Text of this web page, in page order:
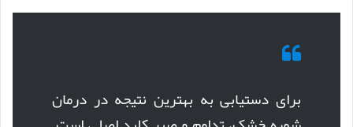
برای دستیابی به بهترین نتیجه در درمان